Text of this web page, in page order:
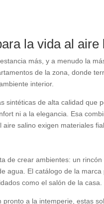
la vida al aire
más, y a menudo la
de la zona, donde
interior.
sintéticas de alta calidad que
ni a la elegancia. Esa
salino exigen materiales
de crear ambientes: un
agua. El catálogo de la
como el salón de la casa.
a la intemperie, estas